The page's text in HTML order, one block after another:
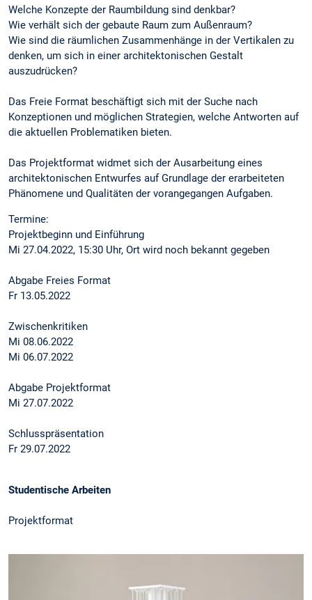
Welche Konzepte der Raumbildung sind denkbar?
Wie verhält sich der gebaute Raum zum Außenraum?
Wie sind die räumlichen Zusammenhänge in der Vertikalen zu
denken, um sich in einer architektonischen Gestalt
auszudrücken?
Das Freie Format beschäftigt sich mit der Suche nach
Konzeptionen und möglichen Strategien, welche Antworten auf
die aktuellen Problematiken bieten.
Das Projektformat widmet sich der Ausarbeitung eines
architektonischen Entwurfes auf Grundlage der erarbeiteten
Phänomene und Qualitäten der vorangegangen Aufgaben.
Termine:
Projektbeginn und Einführung
Mi 27.04.2022, 15:30 Uhr, Ort wird noch bekannt gegeben
Abgabe Freies Format
Fr 13.05.2022
Zwischenkritiken
Mi 08.06.2022
Mi 06.07.2022
Abgabe Projektformat
Mi 27.07.2022
Schlusspräsentation
Fr 29.07.2022
Studentische Arbeiten
Projektformat